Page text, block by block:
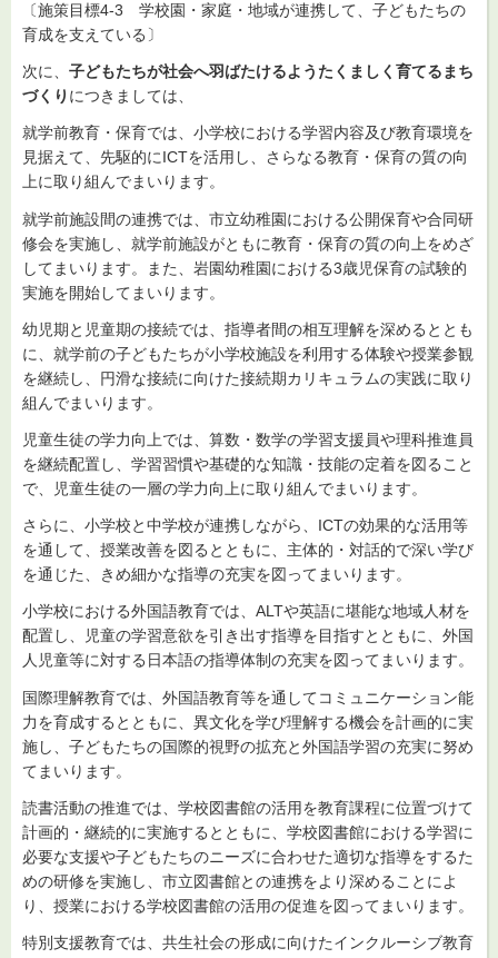
〔施策目標4-3 学校園・家庭・地域が連携して、子どもたちの
育成を支えている〕
次に、 子どもたちが社会へ羽ばたけるようたくましく育てるまち
づくり につきましては、
就学前教育・保育では、小学校における学習内容及び教育環境を
見据えて、先駆的にICTを活用し、さらなる教育・保育の質の向
上に取り組んでまいります。
就学前施設間の連携では、市立幼稚園における公開保育や合同研
修会を実施し、就学前施設がともに教育・保育の質の向上をめざ
してまいります。また、岩園幼稚園における3歳児保育の試験的
実施を開始してまいります。
幼児期と児童期の接続では、指導者間の相互理解を深めるととも
に、就学前の子どもたちが小学校施設を利用する体験や授業参観
を継続し、円滑な接続に向けた接続期カリキュラムの実践に取り
組んでまいります。
児童生徒の学力向上では、算数・数学の学習支援員や理科推進員
を継続配置し、学習習慣や基礎的な知識・技能の定着を図ること
で、児童生徒の一層の学力向上に取り組んでまいります。
さらに、小学校と中学校が連携しながら、ICTの効果的な活用等
を通して、授業改善を図るとともに、主体的・対話的で深い学び
を通じた、きめ細かな指導の充実を図ってまいります。
小学校における外国語教育では、ALTや英語に堪能な地域人材を
配置し、児童の学習意欲を引き出す指導を目指すとともに、外国
人児童等に対する日本語の指導体制の充実を図ってまいります。
国際理解教育では、外国語教育等を通してコミュニケーション能
力を育成するとともに、異文化を学び理解する機会を計画的に実
施し、子どもたちの国際的視野の拡充と外国語学習の充実に努め
てまいります。
読書活動の推進では、学校図書館の活用を教育課程に位置づけて
計画的・継続的に実施するとともに、学校図書館における学習に
必要な支援や子どもたちのニーズに合わせた適切な指導をするた
めの研修を実施し、市立図書館との連携をより深めることによ
り、授業における学校図書館の活用の促進を図ってまいります。
特別支援教育では、共生社会の形成に向けたインクルーシブ教育